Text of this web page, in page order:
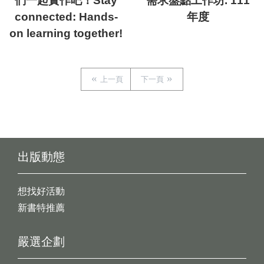
connected: Hands-
on learning together!
年度
上一頁 下一頁
出版動態
想找好活動
新書特推薦
嚴選企劃